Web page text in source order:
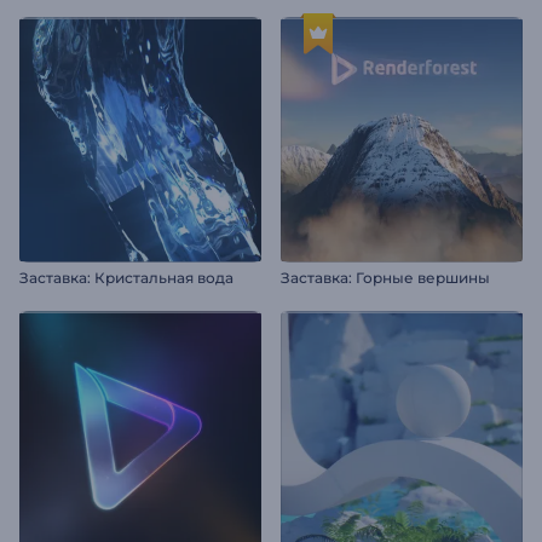
Заставка: Кристальная вода Заставка: Горные вершины